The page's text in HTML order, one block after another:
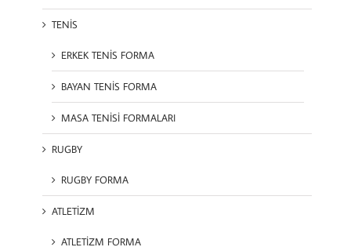
TENİS
ERKEK TENİS FORMA
BAYAN TENİS FORMA
MASA TENİSİ FORMALARI
RUGBY
RUGBY FORMA
ATLETİZM
ATLETİZM FORMA